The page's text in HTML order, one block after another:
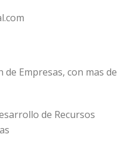
Empresas, con mas de
de Recursos